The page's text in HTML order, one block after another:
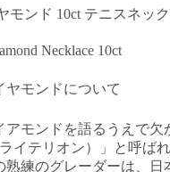
モンド 10ct テニスネッ
Necklace 10ct
ヤモンドについて
アモンドを語るうえで欠
ライテリオン）」と呼ば
熟練のグレーダーは、日